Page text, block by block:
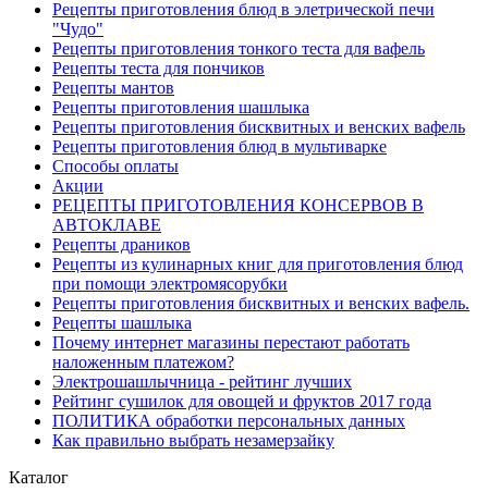
Рецепты приготовления блюд в элетрической печи
"Чудо"
Рецепты приготовления тонкого теста для вафель
Рецепты теста для пончиков
Рецепты мантов
Рецепты приготовления шашлыка
Рецепты приготовления бисквитных и венских вафель
Рецепты приготовления блюд в мультиварке
Способы оплаты
Акции
РЕЦЕПТЫ ПРИГОТОВЛЕНИЯ КОНСЕРВОВ В
АВТОКЛАВЕ
Рецепты драников
Рецепты из кулинарных книг для приготовления блюд
при помощи электромясорубки
Рецепты приготовления бисквитных и венских вафель.
Рецепты шашлыка
Почему интернет магазины перестают работать
наложенным платежом?
Электрошашлычница - рейтинг лучших
Рейтинг сушилок для овощей и фруктов 2017 года
ПОЛИТИКА обработки персональных данных
Как правильно выбрать незамерзайку
Каталог